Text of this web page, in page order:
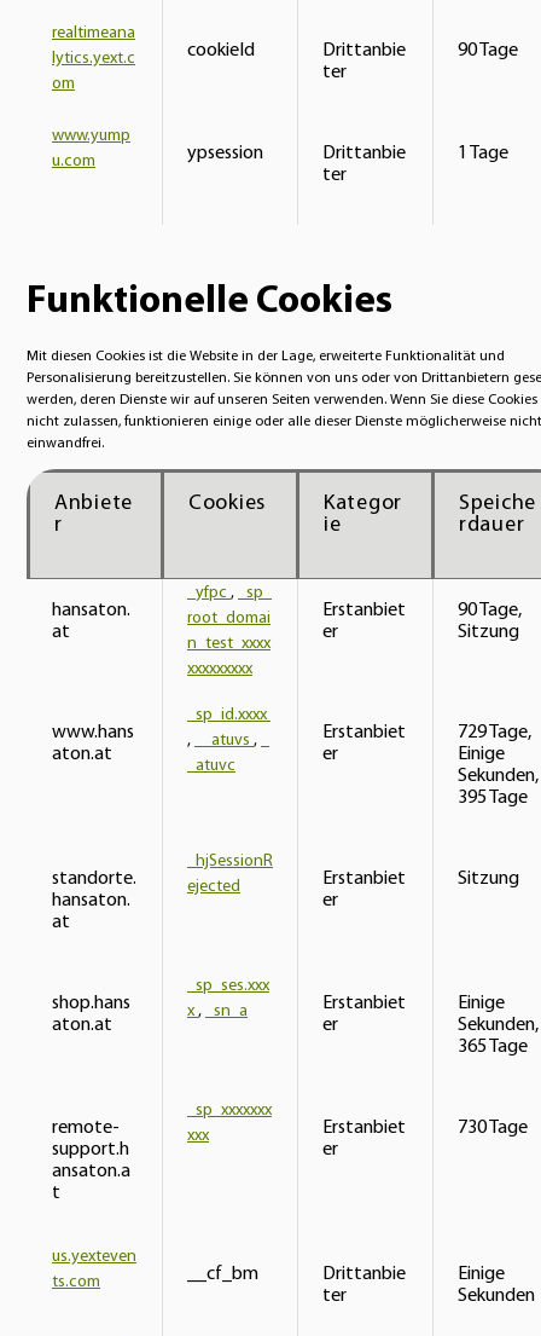
realtimeana
lytics.yext.c
om
cookieId
Drittanbie
ter
90 Tage
www.yump
u.com
ypsession
Drittanbie
ter
1 Tage
Funktionelle Cookies
Mit diesen Cookies ist die Website in der Lage, erweiterte Funktionalität und
Personalisierung bereitzustellen. Sie können von uns oder von Drittanbietern
werden, deren Dienste wir auf unseren Seiten verwenden. Wenn Sie diese Cookies
nicht zulassen, funktionieren einige oder alle dieser Dienste möglicherweise nicht
einwandfrei.
Anbiete
r
Cookies
Kategor
ie
Speiche
rdauer
hansaton.
at
_yfpc ,
_sp_
root_domai
n_test_xxxx
xxxxxxxxx
Erstanbiet
er
90 Tage,
Sitzung
www.hans
aton.at
_sp_id.xxxx
,
__atuvs ,
_atuvc
Erstanbiet
er
729 Tage,
Einige
Sekunden,
395 Tage
standorte.
hansaton.
at
_hjSessionR
ejected
Erstanbiet
er
Sitzung
shop.hans
aton.at
_sp_ses.xxx
x , _sn_a
Erstanbiet
er
Einige
Sekunden,
365 Tage
remote-
support.h
ansaton.a
t
_sp_xxxxxxx
xxx
Erstanbiet
er
730 Tage
us.yexteven
ts.com
__cf_bm
Drittanbie
ter
Einige
Sekunden